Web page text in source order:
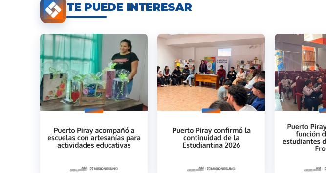
TE PUEDE INTERESAR